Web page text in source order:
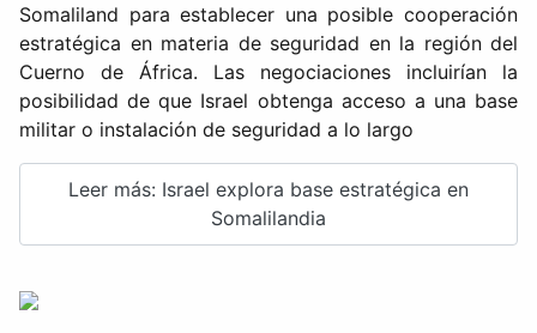
Somaliland para establecer una posible cooperación
estratégica en materia de seguridad en la región del
Cuerno de África. Las negociaciones incluirían la
posibilidad de que Israel obtenga acceso a una base
militar o instalación de seguridad a lo largo
Leer más: Israel explora base estratégica en
Somalilandia